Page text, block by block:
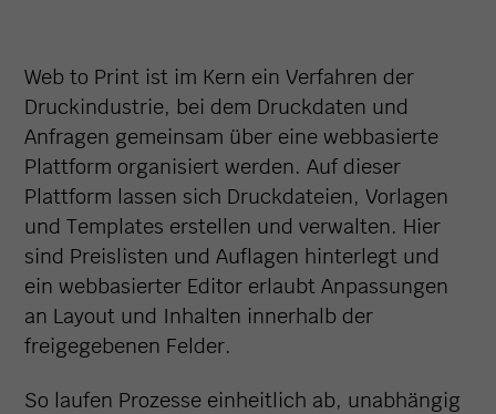
Web to Print ist im Kern ein Verfahren der
Druckindustrie, bei dem Druckdaten und
Anfragen gemeinsam über eine webbasierte
Plattform organisiert werden. Auf dieser
Plattform lassen sich Druckdateien, Vorlagen
und Templates erstellen und verwalten. Hier
sind Preislisten und Auflagen hinterlegt und
ein webbasierter Editor erlaubt Anpassungen
an Layout und Inhalten innerhalb der
freigegebenen Felder.
So laufen Prozesse einheitlich ab, unabhängig